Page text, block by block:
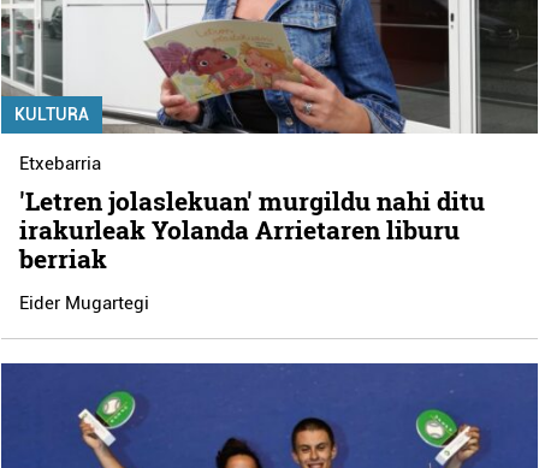
KULTURA
Etxebarria
'Letren jolaslekuan' murgildu nahi ditu
irakurleak Yolanda Arrietaren liburu
berriak
Eider Mugartegi